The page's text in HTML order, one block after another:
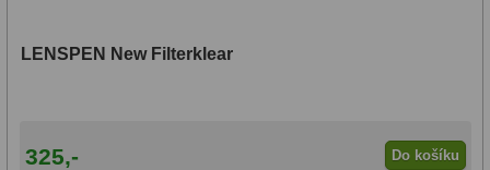
LENSPEN New Filterklear
325,- Do košíku